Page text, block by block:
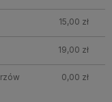
15,00 zł
19,00 zł
0,00 zł